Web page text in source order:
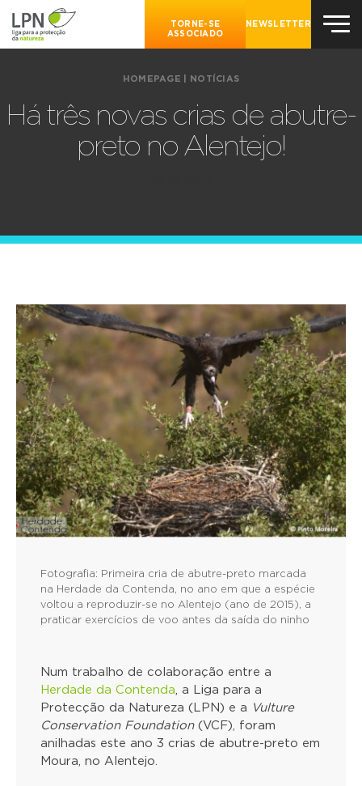
TORNE-SE
ASSOCIADO
NEWSLETTER
HOMEPAGE NOTÍCIAS
Há três novas crias de abutre-
preto no Alentejo!
Fotografia: Primeira cria de abutre-preto marcada
na Herdade da Contenda, no ano em que a espécie
voltou a reproduzir-se no Alentejo (ano de 2015), a
praticar exercícios de voo antes da saída do ninho
Num trabalho de colaboração entre a
Herdade da Contenda, a Liga para a
Protecção da Natureza (LPN) e a Vulture
Conservation Foundation(VCF), foram
anilhadas este ano 3 crias de abutre-preto em
Moura, no Alentejo.